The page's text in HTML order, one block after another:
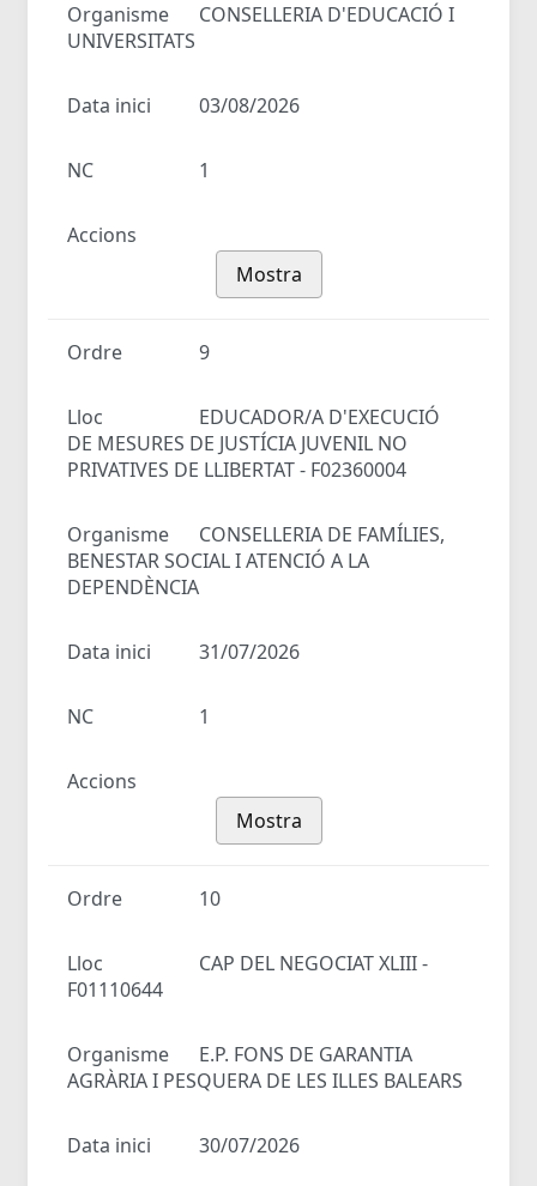
Organisme
CONSELLERIA D'EDUCACIÓ I
UNIVERSITATS
Data inici 03/08/2026
NC 1
Accions
Mostra
Ordre 9
Lloc
EDUCADOR/A D'EXECUCIÓ
DE MESURES DE JUSTÍCIA JUVENIL NO
PRIVATIVES DE LLIBERTAT - F02360004
Organisme
CONSELLERIA DE FAMÍLIES,
BENESTAR SOCIAL I ATENCIÓ A LA
DEPENDÈNCIA
Data inici 31/07/2026
NC 1
Accions
Mostra
Ordre 10
Lloc
CAP DEL NEGOCIAT XLIII -
F01110644
Organisme
E.P. FONS DE GARANTIA
AGRÀRIA I PESQUERA DE LES ILLES BALEARS
Data inici 30/07/2026